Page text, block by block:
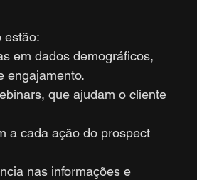
estão:
em dados demográficos,
engajamento.
que ajudam o cliente
a cada ação do prospect
nas informações e